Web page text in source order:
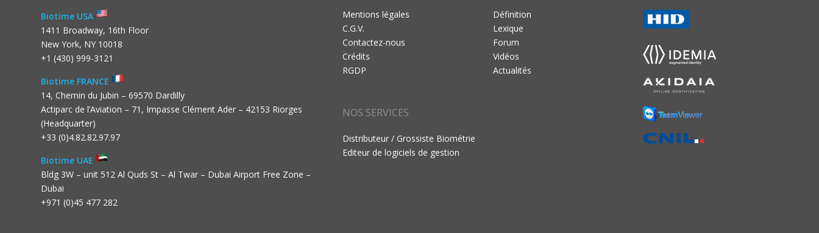
Biotime USA
1411 Broadway, 16th Floor
New York, NY 10018
+1 (430) 999-3121
Biotime FRANCE
14, Chemin du Jubin – 69570 Dardilly
Actiparc de l’Aviation – 71, Impasse Clément Ader – 42153 Riorges
(Headquarter)
+33 (0)4.82.82.97.97
Biotime UAE
Bldg 3W – unit 512 Al Quds St – Al Twar – Dubai Airport Free Zone –
Dubai
+971 (0)45 477 282
Mentions légales
C.G.V.
Contactez-nous
Crédits
RGDP
NOS SERVICES
Distributeur / Grossiste Biométrie
Editeur de logiciels de gestion
Définition
Lexique
Forum
Vidéos
Actualités